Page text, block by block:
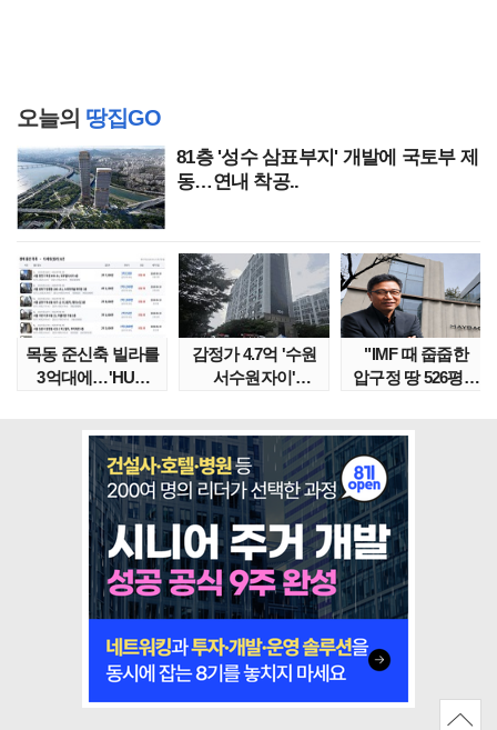
오늘의 땅집GO
81층 '성수 삼표부지' 개발에 국토부 제
동…연내 착공..
목동 준신축 빌라를
3억대에…'HUG
감정가 4.7억 '수원
서수원자이'
"IMF 때 줍줍한
압구정 땅 526평의